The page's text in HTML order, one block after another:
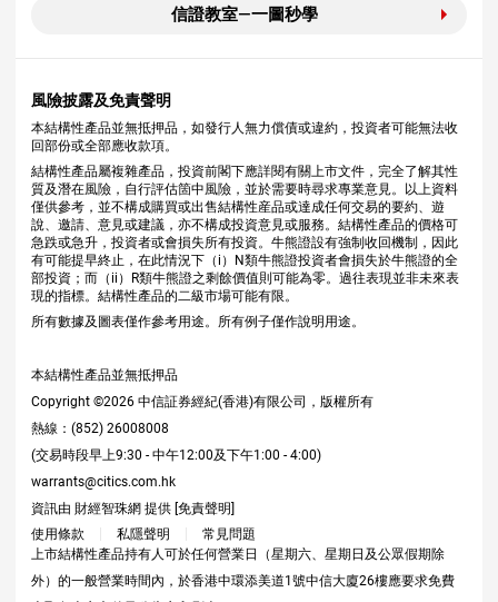
信證教室—一圖秒學
風險披露及免責聲明
本結構性產品並無抵押品，如發行人無力償債或違約，投資者可能無法收
回部份或全部應收款項。
結構性產品屬複雜產品，投資前閣下應詳閱有關上市文件，完全了解其性
質及潛在風險，自行評估箇中風險，並於需要時尋求專業意見。以上資料
僅供參考，並不構成購買或出售結構性産品或達成任何交易的要約、遊
說、邀請、意見或建議，亦不構成投資意見或服務。結構性產品的價格可
急跌或急升，投資者或會損失所有投資。牛熊證設有強制收回機制，因此
有可能提早終止，在此情況下（i）N類牛熊證投資者會損失於牛熊證的全
部投資；而（ii）R類牛熊證之剩餘價值則可能為零。過往表現並非未來表
現的指標。結構性產品的二級市場可能有限。
所有數據及圖表僅作參考用途。所有例子僅作說明用途。
本結構性產品並無抵押品
Copyright ©2026 中信証券經紀(香港)有限公司，版權所有
熱線：(852) 26008008
(交易時段早上9:30 - 中午12:00及下午1:00 - 4:00)
warrants@citics.com.hk
資訊由 財經智珠網 提供 [免責聲明]
使用條款
私隱聲明
常見問題
上市結構性產品持有人可於任何營業日（星期六、星期日及公眾假期除
外）的一般營業時間內，於香港中環添美道1號中信大廈26樓應要求免費